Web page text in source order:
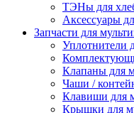
ТЭНы для
Аксессуары
Запчасти для
Уплотнители
Клапаны для
Чаши /
Клавиши для
Крышки для